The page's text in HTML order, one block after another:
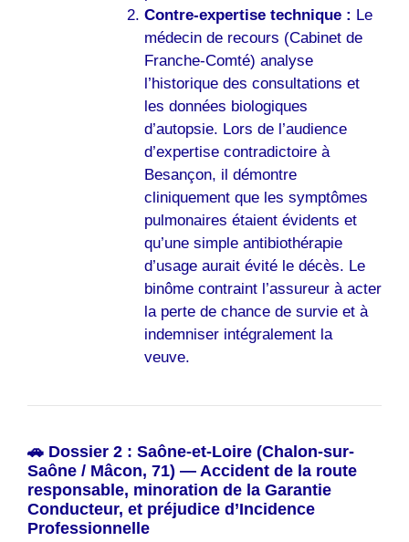
Contre-expertise technique : Le
médecin de recours (Cabinet de
Franche-Comté) analyse
l’historique des consultations et
les données biologiques
d’autopsie. Lors de l’audience
d’expertise contradictoire à
Besançon, il démontre
cliniquement que les symptômes
pulmonaires étaient évidents et
qu’une simple antibiothérapie
d’usage aurait évité le décès. Le
binôme contraint l’assureur à acter
la perte de chance de survie et à
indemniser intégralement la
veuve.
🚗 Dossier 2 : Saône-et-Loire (Chalon-sur-
Saône / Mâcon, 71) — Accident de la route
responsable, minoration de la Garantie
Conducteur, et préjudice d’Incidence
Professionnelle